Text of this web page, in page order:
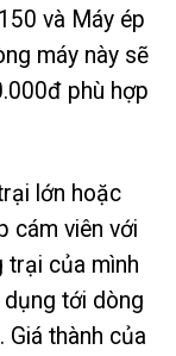
và Máy ép
máy này sẽ
phù hợp
lớn hoặc
cám viên với
trại của mình
tới dòng
Giá thành của